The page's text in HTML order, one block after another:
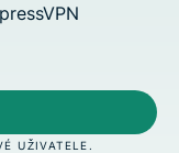
30DENNÍ ZÁRUKA